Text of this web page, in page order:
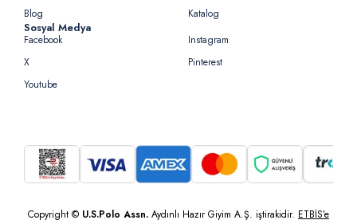
Blog
Katalog
Sosyal Medya
Facebook
Instagram
X
Pinterest
Youtube
Copyright © U.S.Polo Assn. Aydınlı Hazır Giyim A.Ş. iştirakidir. ETBİS’e